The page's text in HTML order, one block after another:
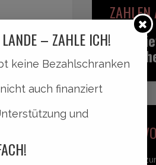
HEIDI
– ZAHLE ICH!
keine Bezahlschranken
auch finanziert
und